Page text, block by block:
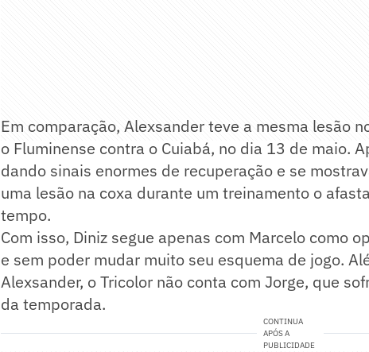
Em comparação, Alexsander teve a mesma lesão
o Fluminense contra o Cuiabá, no dia 13 de maio.
dando sinais enormes de recuperação e se
uma lesão na coxa durante um treinamento o
tempo.
Com isso, Diniz segue apenas com Marcelo como
e sem poder mudar muito seu esquema de jogo.
Alexsander, o Tricolor não conta com Jorge, que
da temporada.
CONTINUA
APÓS A
PUBLICIDADE